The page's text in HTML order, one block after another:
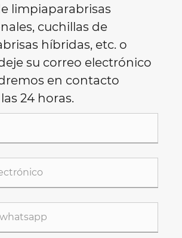
limpiaparabrisas
cuchillas de
híbridas, etc. o
su correo electrónico
en contacto
24 horas.